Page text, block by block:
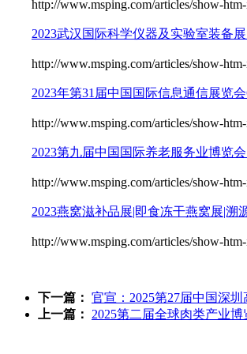
http://www.msping.com/articles/show-htm-
2023武汉国际科学仪器及实验室装备
http://www.msping.com/articles/show-htm-
2023年第31届中国国际信息通信展览
http://www.msping.com/articles/show-htm-
2023第九届中国国际养老服务业博览会
http://www.msping.com/articles/show-htm-
2023燕窝滋补品展|即食冻干燕窝展|溯
http://www.msping.com/articles/show-htm-
下一篇： 官宣：2025第27届中国深
上一篇：
2025第二届全球肉类产业博